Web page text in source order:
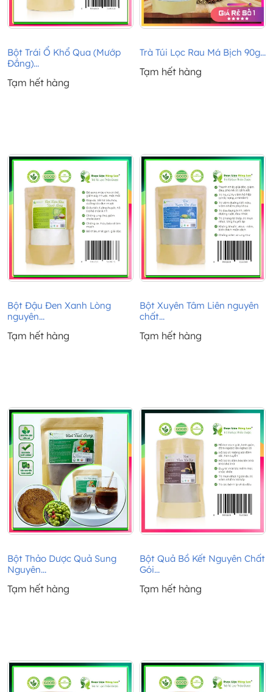
Bột Trái Ổ Khổ Qua (Mướp
Đắng)...
Tạm hết hàng
Trà Túi Lọc Rau Má Bịch 90g...
Tạm hết hàng
Bột Đậu Đen Xanh Lòng
nguyên...
Tạm hết hàng
Bột Xuyên Tâm Liên nguyên
chất...
Tạm hết hàng
Bột Thảo Dược Quả Sung
Nguyên...
Tạm hết hàng
Bột Quả Bồ Kết Nguyên Chất
Gói...
Tạm hết hàng